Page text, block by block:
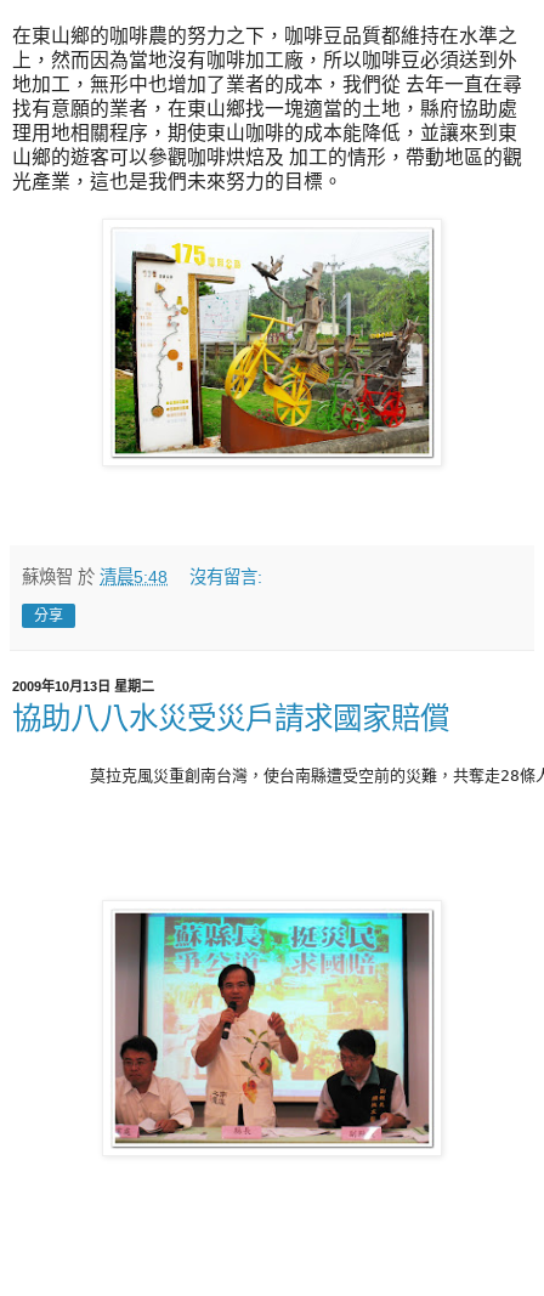
在東山鄉的咖啡農的努力之下，咖啡豆品質都維持在水準之
上，然而因為當地沒有咖啡加工廠，所以咖啡豆必須送到外
地加工，無形中也增加了業者的成本，我們從 去年一直在尋
找有意願的業者，在東山鄉找一塊適當的土地，縣府協助處
理用地相關程序，期使東山咖啡的成本能降低，並讓來到東
山鄉的遊客可以參觀咖啡烘焙及 加工的情形，帶動地區的觀
光產業，這也是我們未來努力的目標。
蘇煥智 於 清晨5:48 沒有留言:
分享
2009年10月13日 星期二
協助八八水災受災戶請求國家賠償
莫拉克風災重創南台灣，使台南縣遭受空前的災難，共奪走28